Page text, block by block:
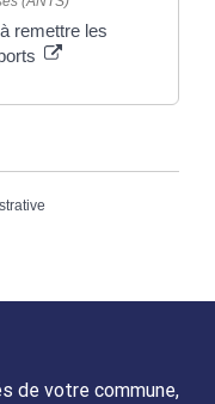
remettre les
de votre commune,